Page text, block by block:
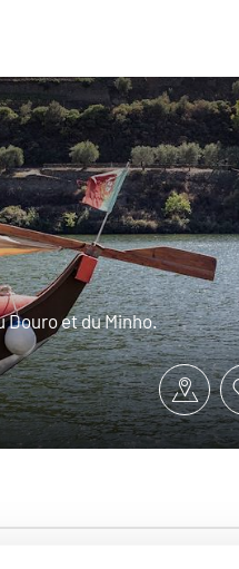
et du Minho.